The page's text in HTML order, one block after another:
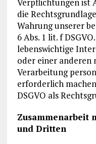
die
Wahrung unserer
6 Abs. 1 lit. f
lebenswichtige
oder einer anderen
Verarbeitung
erforderlich
DSGVO als
Zusammenarbeit
und Dritten